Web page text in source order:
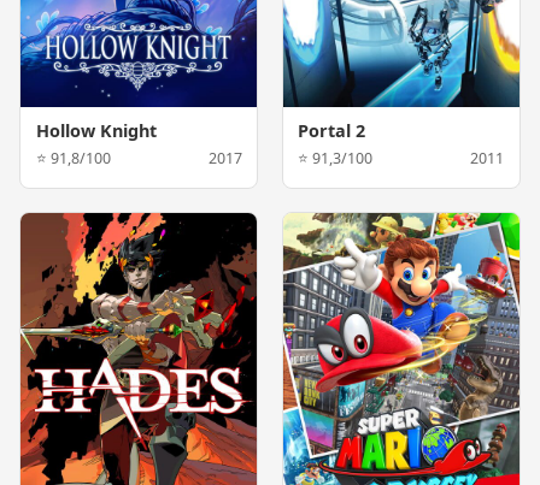
Hollow Knight
⭐ 91,8/100 2017
Portal 2
⭐ 91,3/100 2011